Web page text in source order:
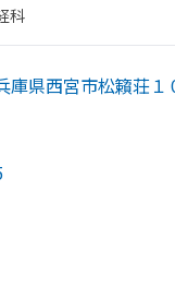
科
庫県西宮市松籟荘１